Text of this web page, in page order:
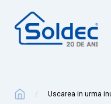
Uscarea in urma